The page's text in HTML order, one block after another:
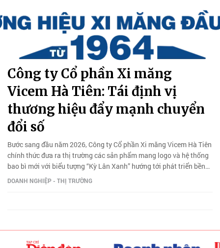
Công ty Cổ phần Xi măng
Vicem Hà Tiên: Tái định vị
thương hiệu đẩy mạnh chuyển
đổi số
Bước sang đầu năm 2026, Công ty Cổ phần Xi măng Vicem Hà Tiên
chính thức đưa ra thị trường các sản phẩm mang logo và hệ thống
bao bì mới với biểu tượng “Kỳ Lân Xanh” hướng tới phát triển bền
vững.
DOANH NGHIỆP - THỊ TRƯỜNG